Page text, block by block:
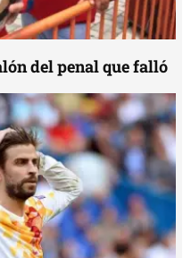
del penal que falló